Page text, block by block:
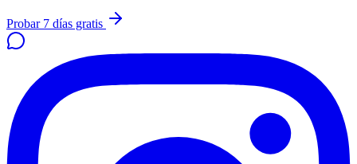
Probar 7 días gratis